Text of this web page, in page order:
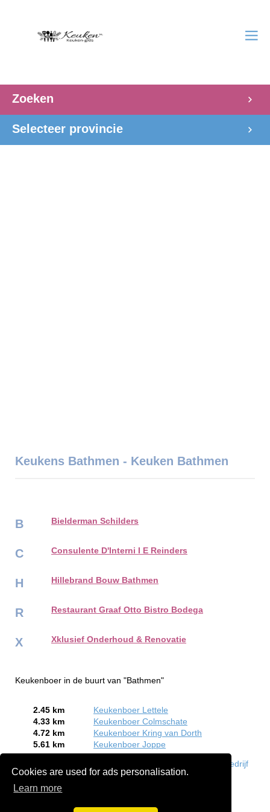
Cookies are used for ads personalisation.
Learn more
Zoeken
Selecteer provincie
Keukens Bathmen - Keuken Bathmen
B Bielderman Schilders
C Consulente D'Interni I E Reinders
H Hillebrand Bouw Bathmen
R Restaurant Graaf Otto Bistro Bodega
X Xklusief Onderhoud & Renovatie
Keukenboer in de buurt van "Bathmen"
2.45 km
Keukenboer Lettele
4.33 km
Keukenboer Colmschate
4.72 km
Keukenboer Kring van Dorth
5.61 km
Keukenboer Joppe
Meld een bedrijf
gratis aan